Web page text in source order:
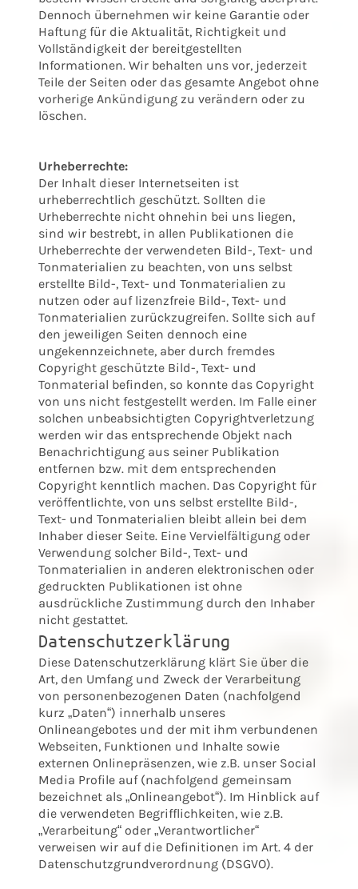
Dennoch übernehmen wir keine Garantie oder
Haftung für die Aktualität, Richtigkeit und
Vollständigkeit der bereitgestellten
Informationen. Wir behalten uns vor, jederzeit
Teile der Seiten oder das gesamte Angebot ohne
vorherige Ankündigung zu verändern oder zu
löschen.
Urheberrechte:
Der Inhalt dieser Internetseiten ist
urheberrechtlich geschützt. Sollten die
Urheberrechte nicht ohnehin bei uns liegen,
sind wir bestrebt, in allen Publikationen die
Urheberrechte der verwendeten Bild-, Text- und
Tonmaterialien zu beachten, von uns selbst
erstellte Bild-, Text- und Tonmaterialien zu
nutzen oder auf lizenzfreie Bild-, Text- und
Tonmaterialien zurückzugreifen. Sollte sich auf
den jeweiligen Seiten dennoch eine
ungekennzeichnete, aber durch fremdes
Copyright geschützte Bild-, Text- und
Tonmaterial befinden, so konnte das Copyright
von uns nicht festgestellt werden. Im Falle einer
solchen unbeabsichtigten Copyrightverletzung
werden wir das entsprechende Objekt nach
Benachrichtigung aus seiner Publikation
entfernen bzw. mit dem entsprechenden
Copyright kenntlich machen. Das Copyright für
veröffentlichte, von uns selbst erstellte Bild-,
Text- und Tonmaterialien bleibt allein bei dem
Inhaber dieser Seite. Eine Vervielfältigung oder
Verwendung solcher Bild-, Text- und
Tonmaterialien in anderen elektronischen oder
gedruckten Publikationen ist ohne
ausdrückliche Zustimmung durch den Inhaber
nicht gestattet.
Datenschutzerklärung
Diese Datenschutzerklärung klärt Sie über die
Art, den Umfang und Zweck der Verarbeitung
von personenbezogenen Daten (nachfolgend
kurz „Daten“) innerhalb unseres
Onlineangebotes und der mit ihm verbundenen
Webseiten, Funktionen und Inhalte sowie
externen Onlinepräsenzen, wie z.B. unser Social
Media Profile auf (nachfolgend gemeinsam
bezeichnet als „Onlineangebot“). Im Hinblick auf
die verwendeten Begrifflichkeiten, wie z.B.
„Verarbeitung“ oder „Verantwortlicher“
verweisen wir auf die Definitionen im Art. 4 der
Datenschutzgrundverordnung (DSGVO).